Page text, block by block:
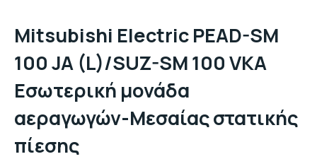
Mitsubishi Electric PEAD-SM
100 JA (L)/SUZ-SM 100 VKA
Εσωτερική μονάδα
αεραγωγών-Μεσαίας στατικής
πίεσης